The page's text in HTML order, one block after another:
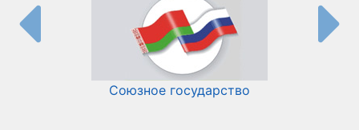
Союзное государство